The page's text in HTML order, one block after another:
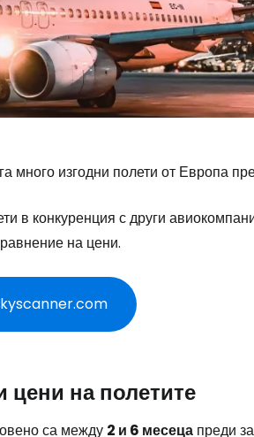
много изгодни полети от Европа
в конкуренция с други
на цени.
цени на полетите
са между 2 и 6 месеца преди